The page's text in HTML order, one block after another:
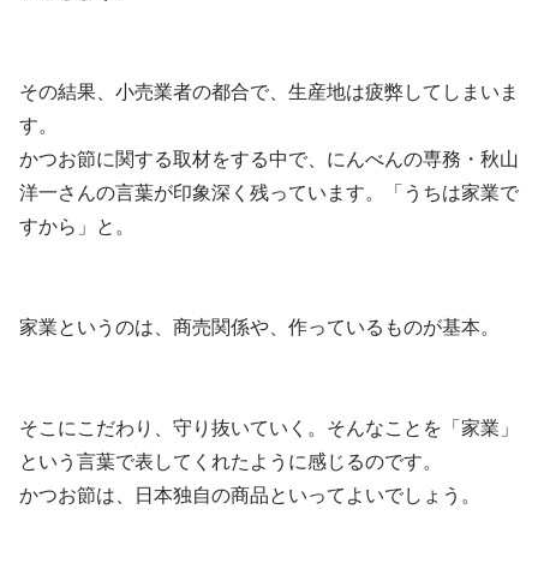
その結果、小売業者の都合で、生産地は疲弊してしまいま
す。
かつお節に関する取材をする中で、にんべんの専務・秋山
洋一さんの言葉が印象深く残っています。「うちは家業で
すから」と。
家業というのは、商売関係や、作っているものが基本。
そこにこだわり、守り抜いていく。そんなことを「家業」
という言葉で表してくれたように感じるのです。
かつお節は、日本独自の商品といってよいでしょう。